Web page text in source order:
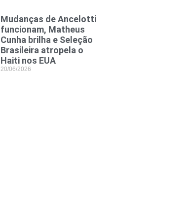
Mudanças de Ancelotti
funcionam, Matheus
Cunha brilha e Seleção
Brasileira atropela o
Haiti nos EUA
20/06/2026